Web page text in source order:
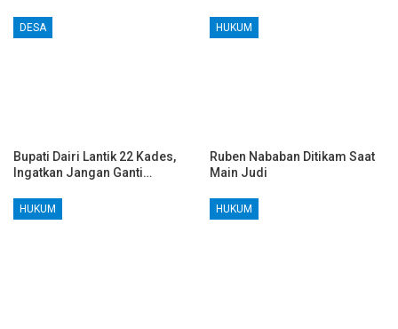
DESA
Bupati Dairi Lantik 22 Kades,
Ingatkan Jangan Ganti…
HUKUM
Ruben Nababan Ditikam Saat
Main Judi
HUKUM HUKUM